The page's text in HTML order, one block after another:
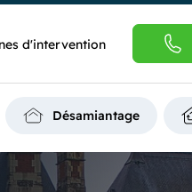
d'intervention
Désamiantage